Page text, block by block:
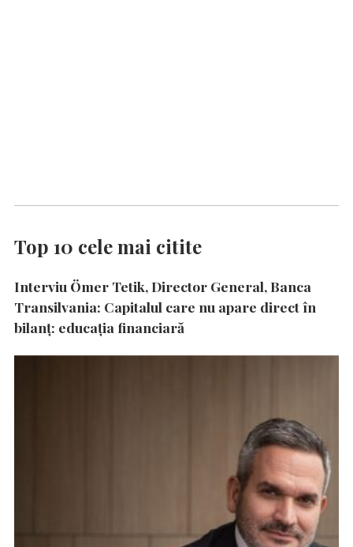
Top 10 cele mai citite
Interviu Ömer Tetik, Director General, Banca
Transilvania: Capitalul care nu apare direct în
bilanț: educația financiară